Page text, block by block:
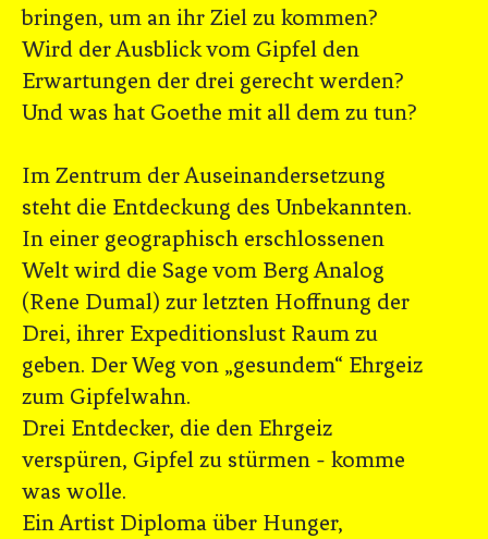
bringen, um an ihr Ziel zu kommen?
Wird der Ausblick vom Gipfel den
Erwartungen der drei gerecht werden?
Und was hat Goethe mit all dem zu tun?
Im Zentrum der Auseinandersetzung
steht die Entdeckung des Unbekannten.
In einer geographisch erschlossenen
Welt wird die Sage vom Berg Analog
(Rene Dumal) zur letzten Hoffnung der
Drei, ihrer Expeditionslust Raum zu
geben. Der Weg von „gesundem“ Ehrgeiz
zum Gipfelwahn.
Drei Entdecker, die den Ehrgeiz
verspüren, Gipfel zu stürmen - komme
was wolle.
Ein Artist Diploma über Hunger,